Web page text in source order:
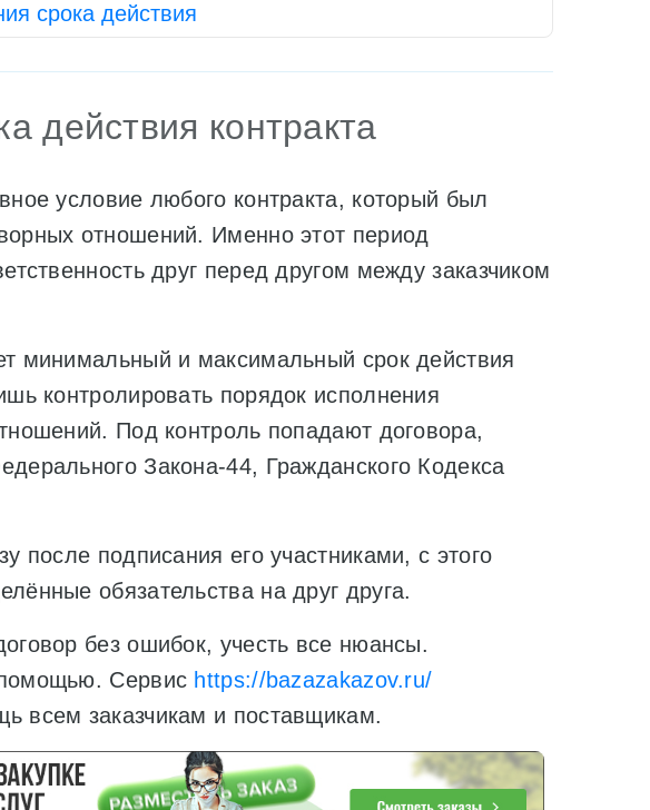
срока действия
действия контракта
условие любого контракта, который был
отношений. Именно этот период
друг перед другом между заказчиком
минимальный и максимальный срок действия
контролировать порядок исполнения
Под контроль попадают договора,
Закона-44, Гражданского Кодекса
после подписания его участниками, с этого
обязательства на друг друга.
без ошибок, учесть все нюансы.
Сервис https://bazazakazov.ru/
всем заказчикам и поставщикам.